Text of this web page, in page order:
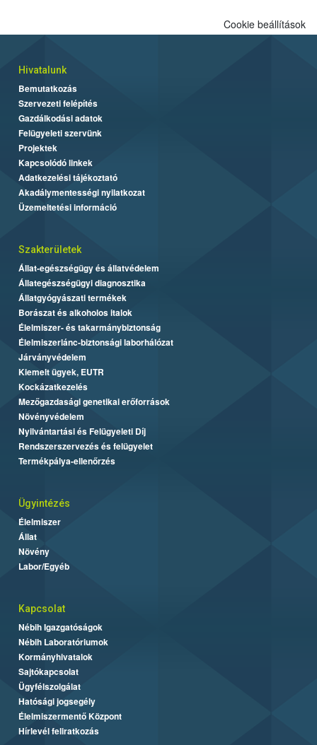
Cookie beállítások
Hivatalunk
Bemutatkozás
Szervezeti felépítés
Gazdálkodási adatok
Felügyeleti szervünk
Projektek
Kapcsolódó linkek
Adatkezelési tájékoztató
Akadálymentességi nyilatkozat
Üzemeltetési információ
Szakterületek
Állat-egészségügy és állatvédelem
Állategészségügyi diagnosztika
Állatgyógyászati termékek
Borászat és alkoholos italok
Élelmiszer- és takarmánybiztonság
Élelmiszerlánc-biztonsági laborhálózat
Járványvédelem
Kiemelt ügyek, EUTR
Kockázatkezelés
Mezőgazdasági genetikai erőforrások
Növényvédelem
Nyilvántartási és Felügyeleti Díj
Rendszerszervezés és felügyelet
Termékpálya-ellenőrzés
Ügyintézés
Élelmiszer
Állat
Növény
Labor/Egyéb
Kapcsolat
Nébih Igazgatóságok
Nébih Laboratóriumok
Kormányhivatalok
Sajtókapcsolat
Ügyfélszolgálat
Hatósági jogsegély
Élelmiszermentő Központ
Hírlevél feliratkozás